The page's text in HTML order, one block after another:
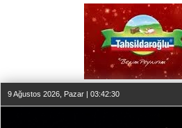
9 Ağustos 2026, Pazar | 03:42:30